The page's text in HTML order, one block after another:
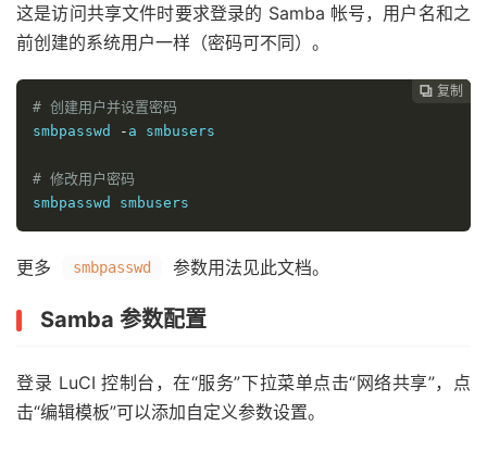
这是访问共享文件时要求登录的 Samba 帐号，用户名和之
前创建的系统用户一样（密码可不同）。
 复制
 复制
 复制
 复制
 复制
# 创建用户并设置密码
smbpasswd
- a smbusers
# 修改用户密码
smbpasswd smbusers
更多 smbpasswd 参数用法见此文档。
Samba 参数配置
登录 LuCI 控制台，在“服务”下拉菜单点击“网络共享”，点
击“编辑模板”可以添加自定义参数设置。